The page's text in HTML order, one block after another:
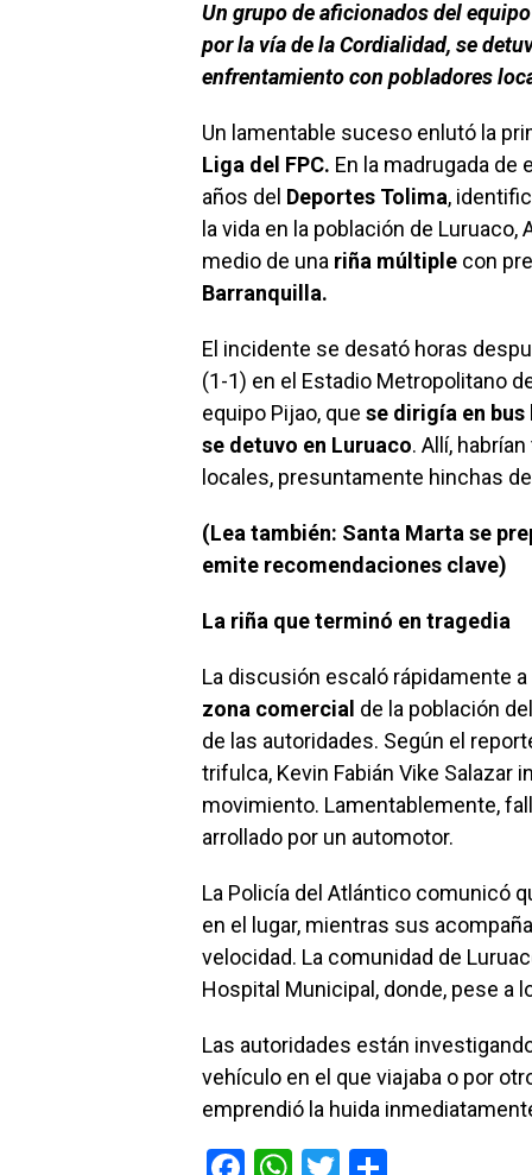
Un grupo de aficionados del
por la vía de la Cordialidad, se
enfrentamiento con pobladores
Un lamentable suceso enlutó la
Liga del FPC. En la madrugada de
años del Deportes Tolima,
la vida en la población de
medio de una riña múltiple con
Barranquilla.
El incidente se desató horas
(1-1) en el Estadio Metropolitano
equipo Pijao, que se dirigía en
se detuvo en Luruaco. Allí,
locales, presuntamente hinchas
(Lea también: Santa Marta se
emite recomendaciones clave)
La riña que terminó en tragedia
La discusión escaló rápidamente
zona comercial de la población
de las autoridades. Según el
trifulca, Kevin Fabián Vike Salazar
movimiento. Lamentablemente,
arrollado por un automotor.
La Policía del Atlántico comunicó
en el lugar, mientras sus
velocidad. La comunidad de
Hospital Municipal, donde, pese a
Las autoridades están
vehículo en el que viajaba o por
emprendió la huida